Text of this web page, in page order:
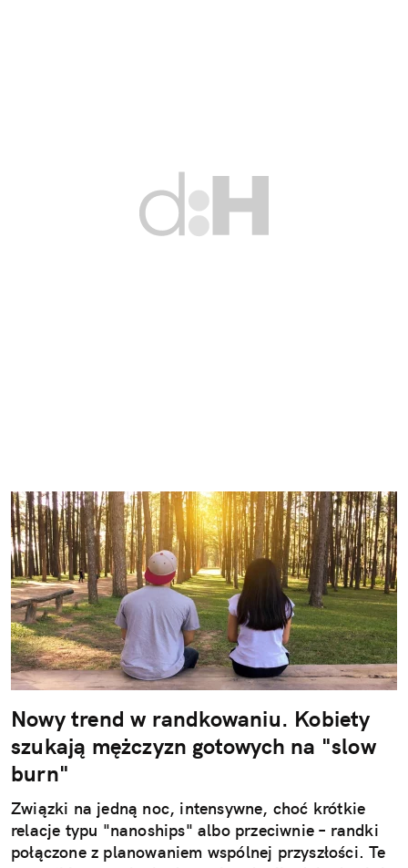
Nowy trend w randkowaniu. Kobiety
szukają mężczyzn gotowych na "slow
burn"
Związki na jedną noc, intensywne, choć krótkie
relacje typu "nanoships" albo przeciwnie – randki
połączone z planowaniem wspólnej przyszłości. Te